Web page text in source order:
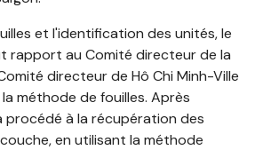
et l'identification des unités, le
rapport au Comité directeur de la
directeur de Hô Chi Minh-Ville
méthode de fouilles. Après
à la récupération des
en utilisant la méthode